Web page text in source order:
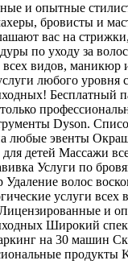
и опытные
бровисты и
вас на
по уходу за
видов, маникюр
любого уровня
Бесплатный
Dyson.
любые эвенты
детей Массажи
Услуги по
волос
услуги всех
и
Широкий
на 30 машин
продукты